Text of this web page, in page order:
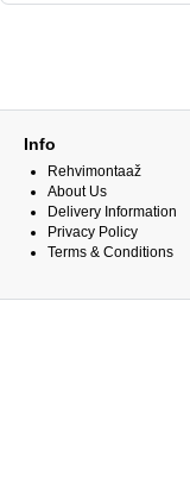
Info
Rehvimontaaž
About Us
Delivery Information
Privacy Policy
Terms & Conditions